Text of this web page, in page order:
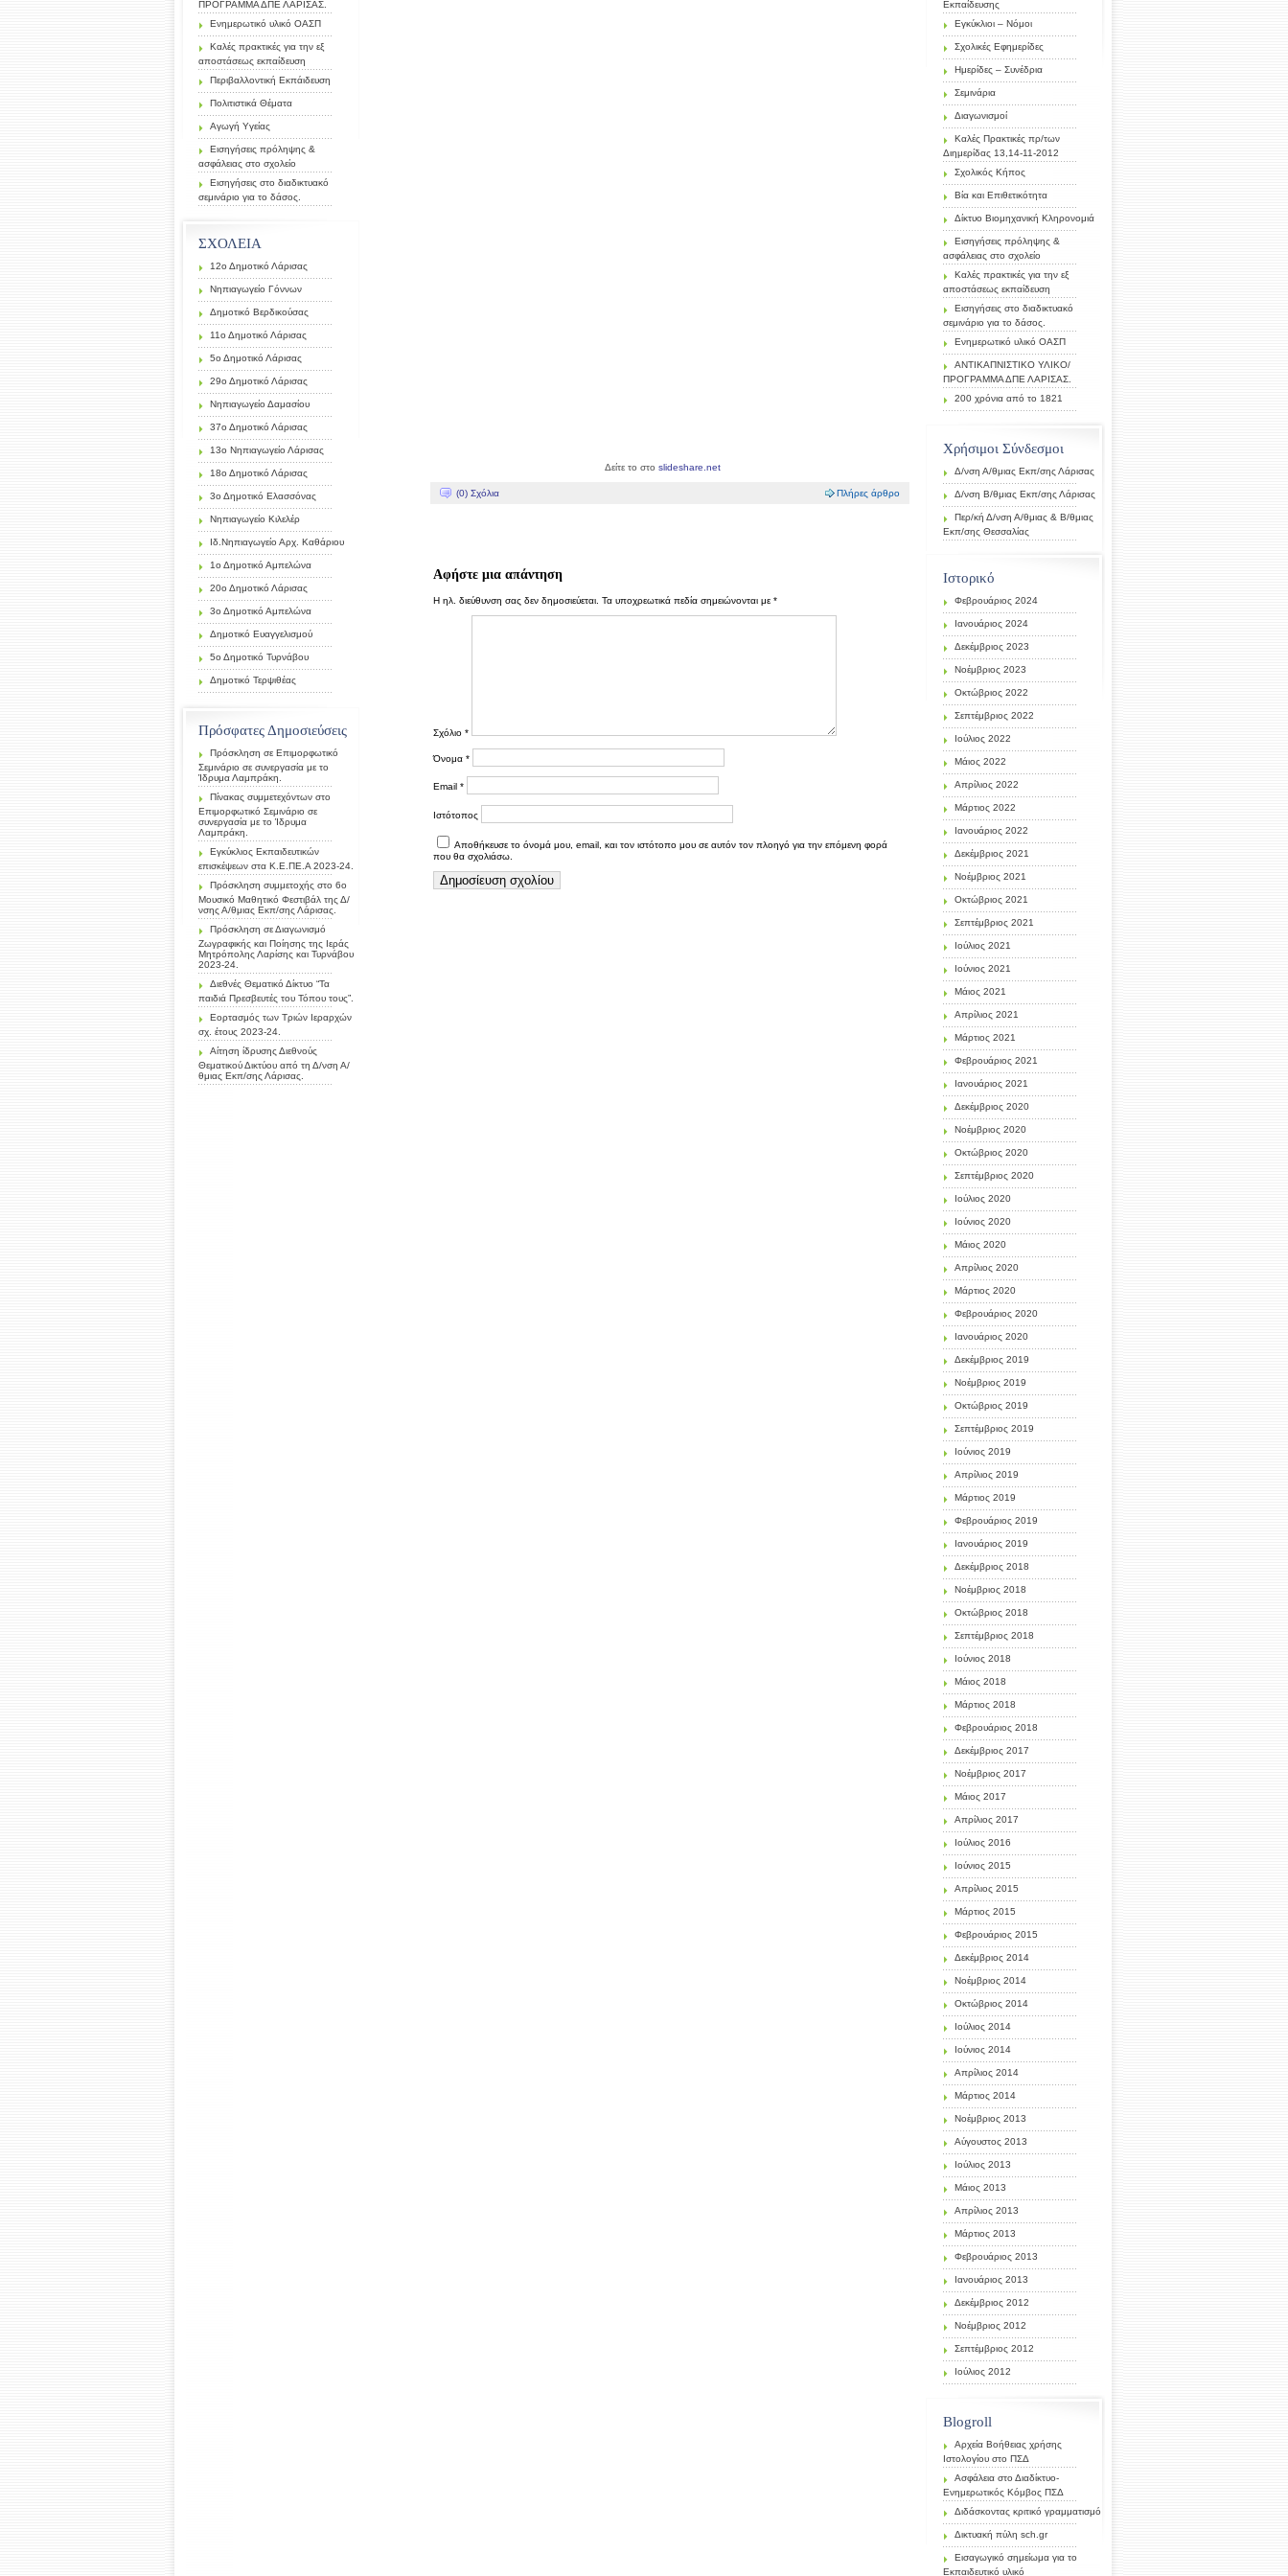
ΠΡΟΓΡΑΜΜΑ ΔΠΕ ΛΑΡΙΣΑΣ.
Ενημερωτικό υλικό ΟΑΣΠ
Καλές πρακτικές για την εξ
αποστάσεως εκπαίδευση
Περιβαλλοντική Εκπάιδευση
Πολιτιστικά Θέματα
Αγωγή Υγείας
Εισηγήσεις πρόληψης &
ασφάλειας στο σχολείο
Εισηγήσεις στο διαδικτυακό
σεμινάριο για το δάσος.
ΣΧΟΛΕΙΑ
12ο Δημοτικό Λάρισας
Νηπιαγωγείο Γόννων
Δημοτικό Βερδικούσας
11ο Δημοτικό Λάρισας
5ο Δημοτικό Λάρισας
29ο Δημοτικό Λάρισας
Νηπιαγωγείο Δαμασίου
37ο Δημοτικό Λάρισας
13ο Νηπιαγωγείο Λάρισας
18ο Δημοτικό Λάρισας
3ο Δημοτικό Ελασσόνας
Νηπιαγωγείο Κιλελέρ
Ιδ.Νηπιαγωγείο Αρχ. Καθάριου
1ο Δημοτικό Αμπελώνα
20ο Δημοτικό Λάρισας
3ο Δημοτικό Αμπελώνα
Δημοτικό Ευαγγελισμού
5ο Δημοτικό Τυρνάβου
Δημοτικό Τερψιθέας
Πρόσφατες Δημοσιεύσεις
Πρόσκληση σε Επιμορφωτικό
Σεμινάριο σε συνεργασία με το
Ίδρυμα Λαμπράκη.
Πίνακας συμμετεχόντων στο
Επιμορφωτικό Σεμινάριο σε
συνεργασία με το Ίδρυμα
Λαμπράκη.
Εγκύκλιος Εκπαιδευτικών
επισκέψεων στα Κ.Ε.ΠΕ.Α 2023-24.
Πρόσκληση συμμετοχής στο 6ο
Μουσικό Μαθητικό Φεστιβάλ της Δ/
νσης Α/θμιας Εκπ/σης Λάρισας.
Πρόσκληση σε Διαγωνισμό
Ζωγραφικής και Ποίησης της Ιεράς
Μητρόπολης Λαρίσης και Τυρνάβου
2023-24.
Διεθνές Θεματικό Δίκτυο “Τα
παιδιά Πρεσβευτές του Τόπου τους”.
Εορτασμός των Τριών Ιεραρχών
σχ. έτους 2023-24.
Αίτηση ίδρυσης Διεθνούς
Θεματικού Δικτύου από τη Δ/νση Α/
θμιας Εκπ/σης Λάρισας.
Δείτε το στοslideshare.net
(0) Σχόλια Πλήρες άρθρο
Αφήστε μια απάντηση
Η ηλ. διεύθυνση σας δεν δημοσιεύεται. Τα υποχρεωτικά πεδία σημειώνονται με *
Σχόλιο *
Όνομα *
Email *
Ιστότοπος
Αποθήκευσε το όνομά μου, email, και τον ιστότοπο μου σε αυτόν τον πλοηγό για την επόμενη φορά
που θα σχολιάσω.
Εκπαίδευσης
Εγκύκλιοι – Νόμοι
Σχολικές Εφημερίδες
Ημερίδες – Συνέδρια
Σεμινάρια
Διαγωνισμοί
Καλές Πρακτικές πρ/των
Διημερίδας 13,14-11-2012
Σχολικός Κήπος
Βία και Επιθετικότητα
Δίκτυο Βιομηχανική Κληρονομιά
Εισηγήσεις πρόληψης &
ασφάλειας στο σχολείο
Καλές πρακτικές για την εξ
αποστάσεως εκπαίδευση
Εισηγήσεις στο διαδικτυακό
σεμινάριο για το δάσος.
Ενημερωτικό υλικό ΟΑΣΠ
ΑΝΤΙΚΑΠΝΙΣΤΙΚΟ ΥΛΙΚΟ/
ΠΡΟΓΡΑΜΜΑ ΔΠΕ ΛΑΡΙΣΑΣ.
200 χρόνια από το 1821
Χρήσιμοι Σύνδεσμοι
Δ/νση Α/θμιας Εκπ/σης Λάρισας
Δ/νση Β/θμιας Εκπ/σης Λάρισας
Περ/κή Δ/νση Α/θμιας & Β/θμιας
Εκπ/σης Θεσσαλίας
Ιστορικό
Φεβρουάριος 2024
Ιανουάριος 2024
Δεκέμβριος 2023
Νοέμβριος 2023
Οκτώβριος 2022
Σεπτέμβριος 2022
Ιούλιος 2022
Μάιος 2022
Απρίλιος 2022
Μάρτιος 2022
Ιανουάριος 2022
Δεκέμβριος 2021
Νοέμβριος 2021
Οκτώβριος 2021
Σεπτέμβριος 2021
Ιούλιος 2021
Ιούνιος 2021
Μάιος 2021
Απρίλιος 2021
Μάρτιος 2021
Φεβρουάριος 2021
Ιανουάριος 2021
Δεκέμβριος 2020
Νοέμβριος 2020
Οκτώβριος 2020
Σεπτέμβριος 2020
Ιούλιος 2020
Ιούνιος 2020
Μάιος 2020
Απρίλιος 2020
Μάρτιος 2020
Φεβρουάριος 2020
Ιανουάριος 2020
Δεκέμβριος 2019
Νοέμβριος 2019
Οκτώβριος 2019
Σεπτέμβριος 2019
Ιούνιος 2019
Απρίλιος 2019
Μάρτιος 2019
Φεβρουάριος 2019
Ιανουάριος 2019
Δεκέμβριος 2018
Νοέμβριος 2018
Οκτώβριος 2018
Σεπτέμβριος 2018
Ιούνιος 2018
Μάιος 2018
Μάρτιος 2018
Φεβρουάριος 2018
Δεκέμβριος 2017
Νοέμβριος 2017
Μάιος 2017
Απρίλιος 2017
Ιούλιος 2016
Ιούνιος 2015
Απρίλιος 2015
Μάρτιος 2015
Φεβρουάριος 2015
Δεκέμβριος 2014
Νοέμβριος 2014
Οκτώβριος 2014
Ιούλιος 2014
Ιούνιος 2014
Απρίλιος 2014
Μάρτιος 2014
Νοέμβριος 2013
Αύγουστος 2013
Ιούλιος 2013
Μάιος 2013
Απρίλιος 2013
Μάρτιος 2013
Φεβρουάριος 2013
Ιανουάριος 2013
Δεκέμβριος 2012
Νοέμβριος 2012
Σεπτέμβριος 2012
Ιούλιος 2012
Blogroll
Αρχεία Βοήθειας χρήσης
Ιστολογίου στο ΠΣΔ
Ασφάλεια στο Διαδίκτυο-
Ενημερωτικός Κόμβος ΠΣΔ
Διδάσκοντας κριτικό γραμματισμό
Δικτυακή πύλη sch.gr
Εισαγωγικό σημείωμα για το
Εκπαιδευτικό υλικό